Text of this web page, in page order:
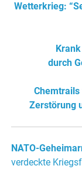
Wetterkrieg:
durch
Zerstörung
NATO-
verdeckte